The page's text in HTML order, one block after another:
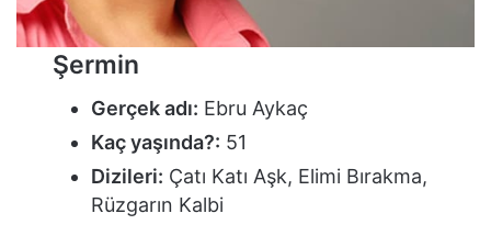
Şermin
Gerçek adı: Ebru Aykaç
Kaç yaşında?: 51
Dizileri: Çatı Katı Aşk, Elimi Bırakma,
Rüzgarın Kalbi